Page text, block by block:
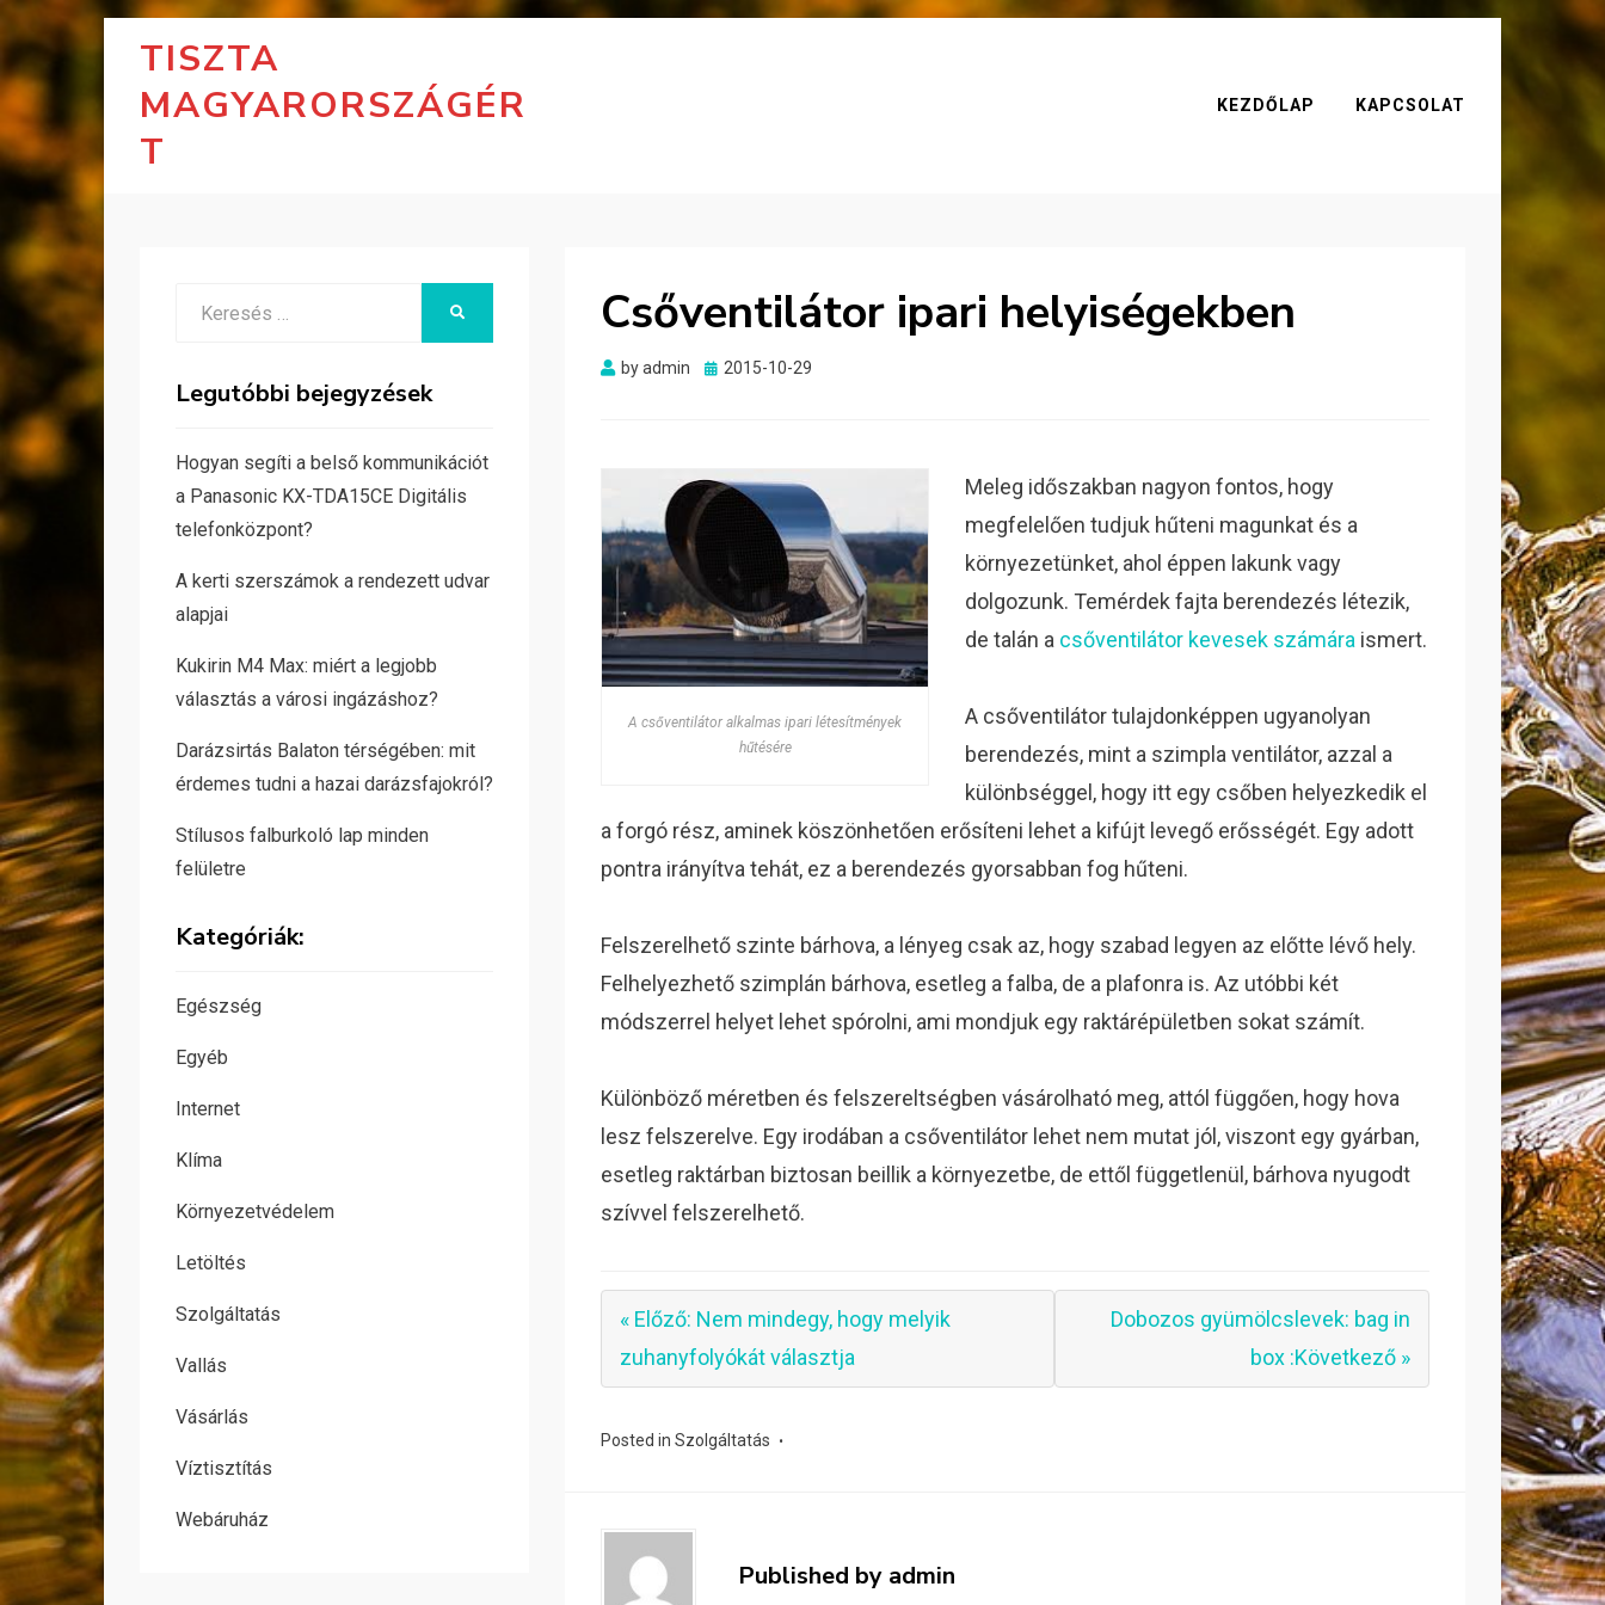
TISZTA
MAGYARORSZÁGÉR
T
KEZDŐLAP KAPCSOLAT
Csőventilátor ipari helyiségekben
byadmin
Posted
2015-10-29
A csőventilátor alkalmas ipari létesítmények
hűtésére
Meleg időszakban nagyon fontos, hogy
megfelelően tudjuk hűteni magunkat és a
környezetünket, ahol éppen lakunk vagy
dolgozunk. Temérdek fajta berendezés létezik,
de talán a csőventilátor kevesek számára ismert.
A csőventilátor tulajdonképpen ugyanolyan
berendezés, mint a szimpla ventilátor, azzal a
különbséggel, hogy itt egy csőben helyezkedik el
a forgó rész, aminek köszönhetően erősíteni lehet a kifújt levegő erősségét. Egy adott
pontra irányítva tehát, ez a berendezés gyorsabban fog hűteni.
Felszerelhető szinte bárhova, a lényeg csak az, hogy szabad legyen az előtte lévő hely.
Felhelyezhető szimplán bárhova, esetleg a falba, de a plafonra is. Az utóbbi két
módszerrel helyet lehet spórolni, ami mondjuk egy raktárépületben sokat számít.
Különböző méretben és felszereltségben vásárolható meg, attól függően, hogy hova
lesz felszerelve. Egy irodában a csőventilátor lehet nem mutat jól, viszont egy gyárban,
esetleg raktárban biztosan beillik a környezetbe, de ettől függetlenül, bárhova nyugodt
szívvel felszerelhető.
« Előző: Nem mindegy, hogy melyik
zuhanyfolyókát választja
Dobozos gyümölcslevek: bag in
box :Következő »
Posted inSzolgáltatás
Published by admin
Legutóbbi bejegyzések
Hogyan segíti a belső kommunikációt
a Panasonic KX-TDA15CE Digitális
telefonközpont?
A kerti szerszámok a rendezett udvar
alapjai
Kukirin M4 Max: miért a legjobb
választás a városi ingázáshoz?
Darázsirtás Balaton térségében: mit
érdemes tudni a hazai darázsfajokról?
Stílusos falburkoló lap minden
felületre
Kategóriák:
Egészség
Egyéb
Internet
Klíma
Környezetvédelem
Letöltés
Szolgáltatás
Vallás
Vásárlás
Víztisztítás
Webáruház